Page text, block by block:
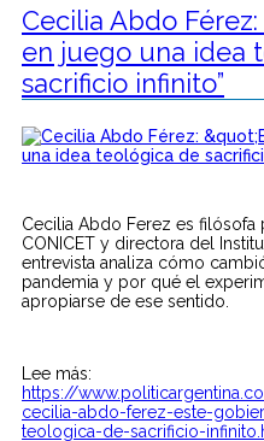
Cecilia Abdo
en juego una idea
sacrificio infinito”
Cecilia Abdo Ferez es
CONICET y directora del
entrevista analiza cómo
pandemia y por qué el
apropiarse de ese sentido.
Lee más:
https://
cecilia-abdo-ferez-este-
teologica-de-sacrificio-